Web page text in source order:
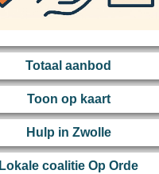
Totaal aanbod
Toon op kaart
Hulp in Zwolle
Lokale coalitie Op Orde